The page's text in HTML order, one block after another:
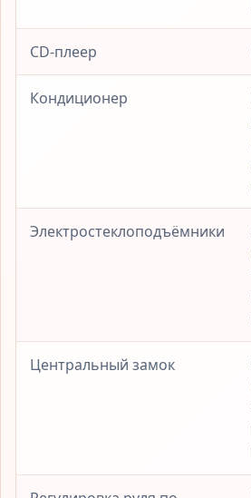
CD-плеер
Кондиционер
Электростеклоподъёмники
Центральный замок